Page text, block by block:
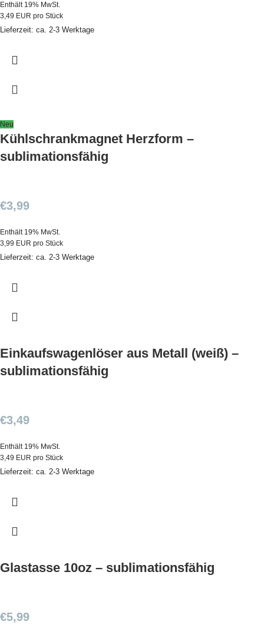
Enthält 19% MwSt.
3,49 EUR pro Stück
Lieferzeit: ca. 2-3 Werktage
Neu
Kühlschrankmagnet Herzform –
sublimationsfähig
€3,99
Enthält 19% MwSt.
3,99 EUR pro Stück
Lieferzeit: ca. 2-3 Werktage
Einkaufswagenlöser aus Metall (weiß) –
sublimationsfähig
€3,49
Enthält 19% MwSt.
3,49 EUR pro Stück
Lieferzeit: ca. 2-3 Werktage
Glastasse 10oz – sublimationsfähig
€5,99